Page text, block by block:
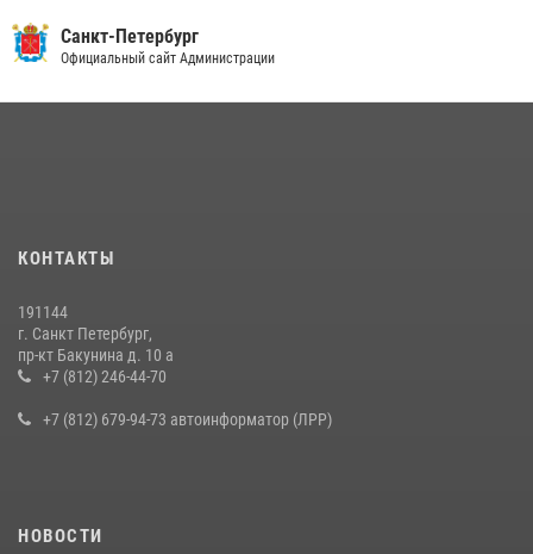
В Красногвардейском районе росгвардейцы задержали хулигана,
угрожавшего мужчине пневматическим пистолетом
на III Международном петербургском цифровом форуме
В Ленобласти сотрудники Росгвардии провели встречу с
воспитанниками детского клуба «Умные каникулы»
Санкт-Петербург
Официальный сайт Администрации
КОНТАКТЫ
191144
г. Санкт Петербург,
пр-кт Бакунина д. 10 а
+7 (812) 246-44-70
+7 (812) 679-94-73 автоинформатор (ЛРР)
НОВОСТИ